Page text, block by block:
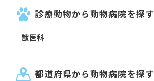
診療動物から動物病院を探す
獣医科
都道府県から動物病院を探す